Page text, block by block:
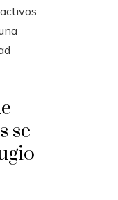
se